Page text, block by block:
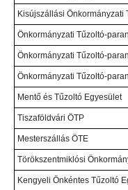
Kisújszállási Önkormányzati
Önkormányzati Tűzoltó-
Önkormányzati Tűzoltó-
Önkormányzati Tűzoltó-
Mentő és Tűzoltó Egyesület
Tiszaföldvári ÖTP
Mesterszállás ÖTE
Törökszentmiklósi
Kengyeli Önkéntes Tűzoltó